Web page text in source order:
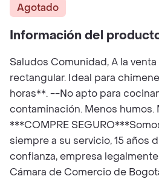
Agotado
Información del
Saludos Comunidad, A la
rectangular. Ideal para
horas**. --No apto para
contaminación. Menos
***COMPRE
siempre a su servicio, 15 años
confianza, empresa
Cámara de Comercio de